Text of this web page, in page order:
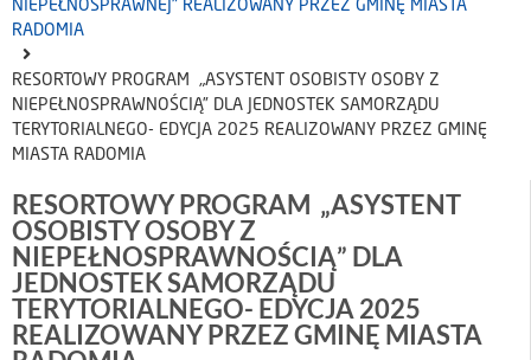
NIEPEŁNOSPRAWNEJ" REALIZOWANY PRZEZ GMINĘ MIASTA
RADOMIA
RESORTOWY PROGRAM „ASYSTENT OSOBISTY OSOBY Z
NIEPEŁNOSPRAWNOŚCIĄ” DLA JEDNOSTEK SAMORZĄDU
TERYTORIALNEGO- EDYCJA 2025 REALIZOWANY PRZEZ GMINĘ
MIASTA RADOMIA
RESORTOWY PROGRAM „ASYSTENT
OSOBISTY OSOBY Z
NIEPEŁNOSPRAWNOŚCIĄ” DLA
JEDNOSTEK SAMORZĄDU
TERYTORIALNEGO- EDYCJA 2025
REALIZOWANY PRZEZ GMINĘ MIASTA